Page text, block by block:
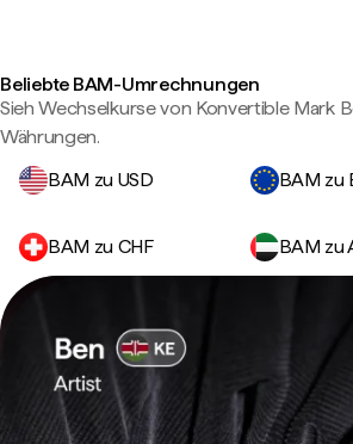
Beliebte BAM-Umrechnungen
Sieh Wechselkurse von Konvertible Mark
Währungen.
BAM zu USD
BAM zu
BAM zu CHF BAM zu